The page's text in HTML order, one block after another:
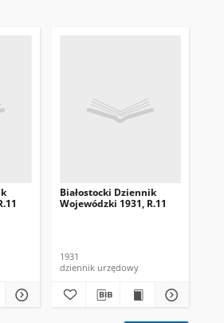
Białostocki Dziennik
Wojewódzki 1931, R.11
1931
dziennik urzędowy